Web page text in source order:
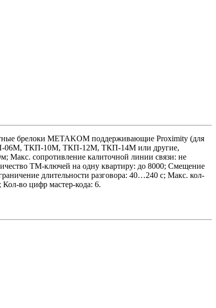
брелоки METAKOM поддерживающие Proximity (для
06М, ТКП-10М, ТКП-12М, ТКП-14М или другие,
Макс. сопротивление калиточной линии связи: не
ТМ-ключей на одну квартиру: до 8000; Смещение
длительности разговора: 40…240 с; Макс. кол-
во цифр мастер-кода: 6.